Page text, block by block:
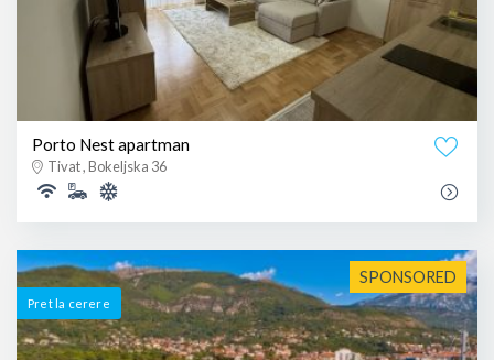
Porto Nest apartman
Tivat , Bokeljska 36
SPONSORED
Pret la cerere